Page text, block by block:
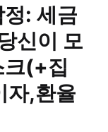
: 세금
신이 모
크(+집
자,환율